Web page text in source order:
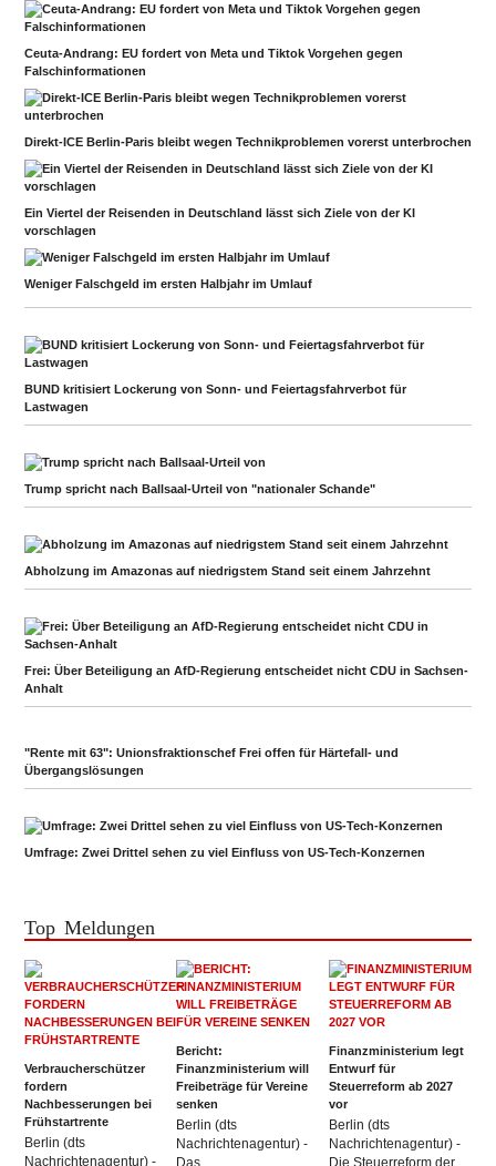
Ceuta-Andrang: EU fordert von Meta und Tiktok Vorgehen gegen
Falschinformationen
Direkt-ICE Berlin-Paris bleibt wegen Technikproblemen vorerst unterbrochen
Ein Viertel der Reisenden in Deutschland lässt sich Ziele von der KI
vorschlagen
Weniger Falschgeld im ersten Halbjahr im Umlauf
BUND kritisiert Lockerung von Sonn- und Feiertagsfahrverbot für
Lastwagen
Trump spricht nach Ballsaal-Urteil von "nationaler Schande"
Abholzung im Amazonas auf niedrigstem Stand seit einem Jahrzehnt
Frei: Über Beteiligung an AfD-Regierung entscheidet nicht CDU in Sachsen-
Anhalt
"Rente mit 63": Unionsfraktionschef Frei offen für Härtefall- und
Übergangslösungen
Umfrage: Zwei Drittel sehen zu viel Einfluss von US-Tech-Konzernen
Top Meldungen
Verbraucherschützer
fordern
Nachbesserungen bei
Frühstartrente
Berlin (dts
Nachrichtenagentur) -
Bericht:
Finanzministerium will
Freibeträge für Vereine
senken
Berlin (dts
Nachrichtenagentur) -
Das
Finanzministerium legt
Entwurf für
Steuerreform ab 2027
vor
Berlin (dts
Nachrichtenagentur) -
Die Steuerreform der